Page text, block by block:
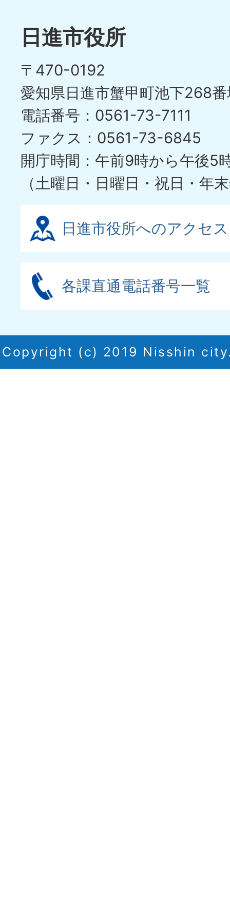
イ
目
の
ス
ラ
イ
ド
日進市役所
〒470-0192
愛知県日進市蟹甲町池下268
電話番号：0561-73-7111
ファクス：0561-73-6845
開庁時間：午前9時から午後5
（土曜日・日曜日・祝日・年
日進市役所へのアクセス
各課直通電話番号一覧
Copyright (c) 2019 Nisshin